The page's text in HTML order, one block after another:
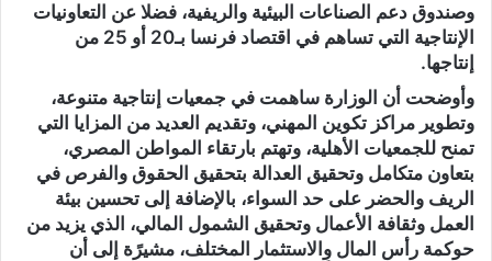
وصندوق دعم الصناعات البيئية والريفية، فضلا عن التعاونيات
الإنتاجية التي تساهم في اقتصاد فرنسا بـ20 أو 25 من
إنتاجها.
وأوضحت أن الوزارة ساهمت في جمعيات إنتاجية متنوعة،
وتطوير مراكز تكوين المهني، وتقديم العديد من المزايا التي
تمنح للجمعيات الأهلية، وتهتم بارتقاء المواطن المصري،
بتعاون متكامل وتحقيق العدالة بتحقيق الحقوق والفرص في
الريف والحضر على حد السواء، بالإضافة إلى تحسين بيئة
العمل وثقافة الأعمال وتحقيق الشمول المالي، الذي يزيد من
حوكمة رأس المال والاستثمار المختلف، مشيرًة إلى أن